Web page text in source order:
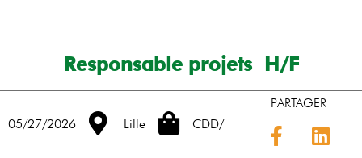
Responsable projets H/F
05/27/2026 Lille CDD/
PARTAGER